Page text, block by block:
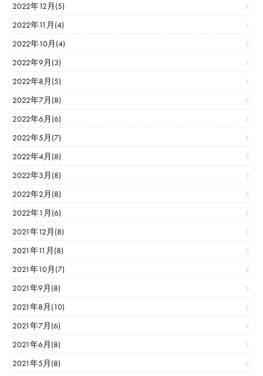
2022年12月(5)
2022年11月(4)
2022年10月(4)
2022年9月(3)
2022年8月(5)
2022年7月(8)
2022年6月(6)
2022年5月(7)
2022年4月(8)
2022年3月(8)
2022年2月(8)
2022年1月(6)
2021年12月(8)
2021年11月(8)
2021年10月(7)
2021年9月(8)
2021年8月(10)
2021年7月(6)
2021年6月(8)
2021年5月(8)